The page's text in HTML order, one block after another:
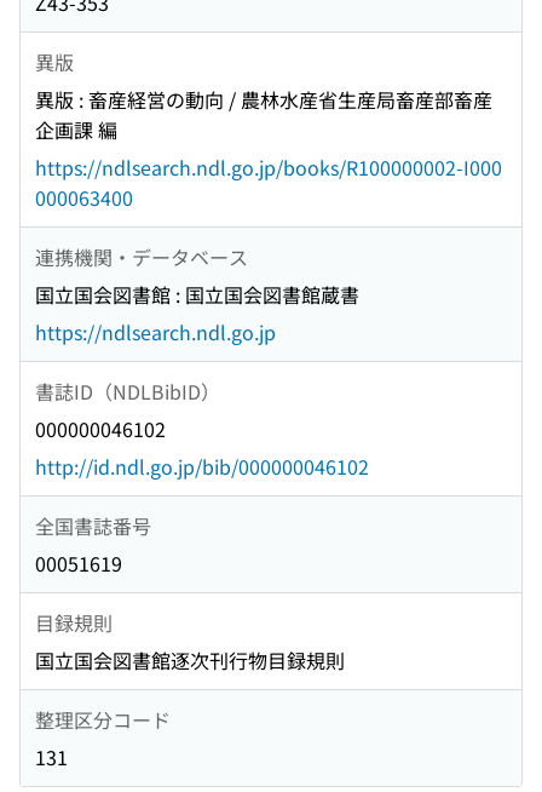
異版
異版 : 畜産経営の動向 / 農林水産省生産局畜産部畜産
企画課 編
https://ndlsearch.ndl.go.jp/books/R100000002-I000
000063400
連携機関・データベース
国立国会図書館 : 国立国会図書館蔵書
https://ndlsearch.ndl.go.jp
書誌ID（NDLBibID）
000000046102
http://id.ndl.go.jp/bib/000000046102
全国書誌番号
00051619
目録規則
国立国会図書館逐次刊行物目録規則
整理区分コード
131